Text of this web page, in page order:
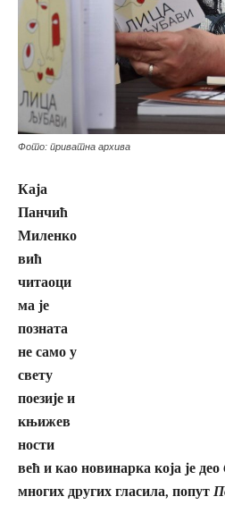
Фото: приватна архива
Каја
Панчић
Миленко
вић
читаоци
ма је
позната
не само у
свету
поезије и
књижев
ности
већ и као новинарка која је део
многих других гласила, попут